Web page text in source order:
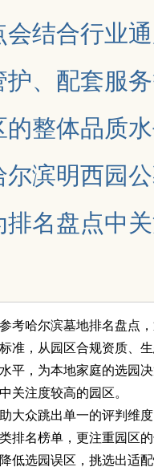
结合行业
、配套服
整体品质
滨明西园
名盘点中
考哈尔滨墓地排名盘点
准，从园区合规资质、
平，为本地家庭的选园
关注度较高的园区。
大众跳出单一的评判维
排名榜单，更注重园区
低选园误区，挑选出适